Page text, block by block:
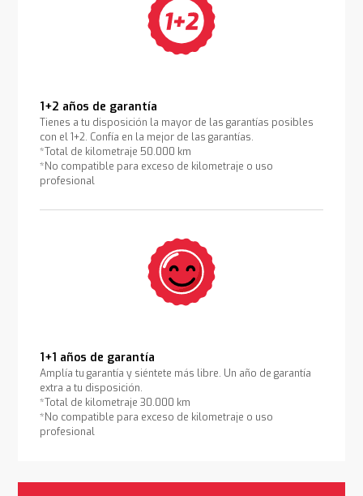
1+2 años de garantía
Tienes a tu disposición la mayor de las garantías posibles
con el 1+2. Confía en la mejor de las garantías.
*Total de kilometraje 50.000 km
*No compatible para exceso de kilometraje o uso
profesional
1+1 años de garantía
Amplía tu garantía y siéntete más libre. Un año de garantía
extra a tu disposición.
*Total de kilometraje 30.000 km
*No compatible para exceso de kilometraje o uso
profesional